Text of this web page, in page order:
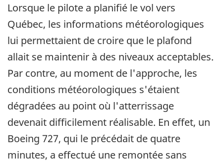
Lorsque le pilote a planifié le vol vers
Québec, les informations météorologiques
lui permettaient de croire que le plafond
allait se maintenir à des niveaux acceptables.
Par contre, au moment de l'approche, les
conditions météorologiques s'étaient
dégradées au point où l'atterrissage
devenait difficilement réalisable. En effet, un
Boeing 727, qui le précédait de quatre
minutes, a effectué une remontée sans